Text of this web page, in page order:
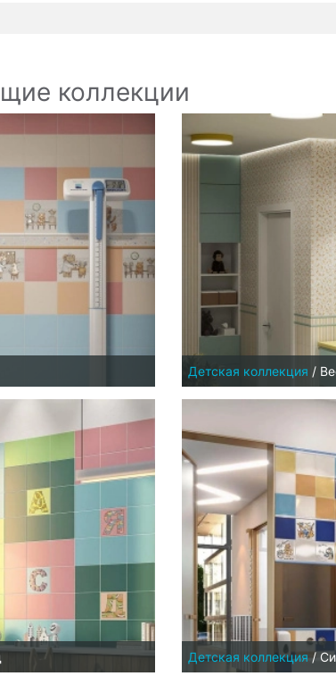
коллекции
Детская коллекция /
Детская коллекция /